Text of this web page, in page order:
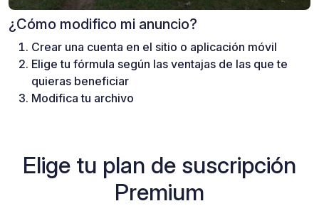
¿Cómo modifico mi anuncio?
Crear una cuenta en el sitio o aplicación móvil
Elige tu fórmula según las ventajas de las que te
quieras beneficiar
Modifica tu archivo
Elige tu plan de suscripción
Premium